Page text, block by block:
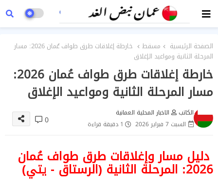
الصفحة الرئيسية مسقط
خارطة إغلاقات طرق طواف عُمان 2026: مسار
المرحلة الثانية ومواعيد الإغلاق
خارطة إغلاقات طرق طواف عُمان 2026:
مسار المرحلة الثانية ومواعيد الإغلاق
الكاتب
الاخبار المحلية العمانية
السبت 7 فبراير 2026
1 دقيقة قراءة 0
دليل مسار وإغلاقات طرق طواف عُمان
2026: المرحلة الثانية (الرستاق - يتي)